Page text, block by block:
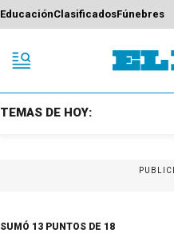
EducaciónClasificadosFúnebres
TEMAS DE HOY:
SUMÓ 13 PUNTOS DE 18